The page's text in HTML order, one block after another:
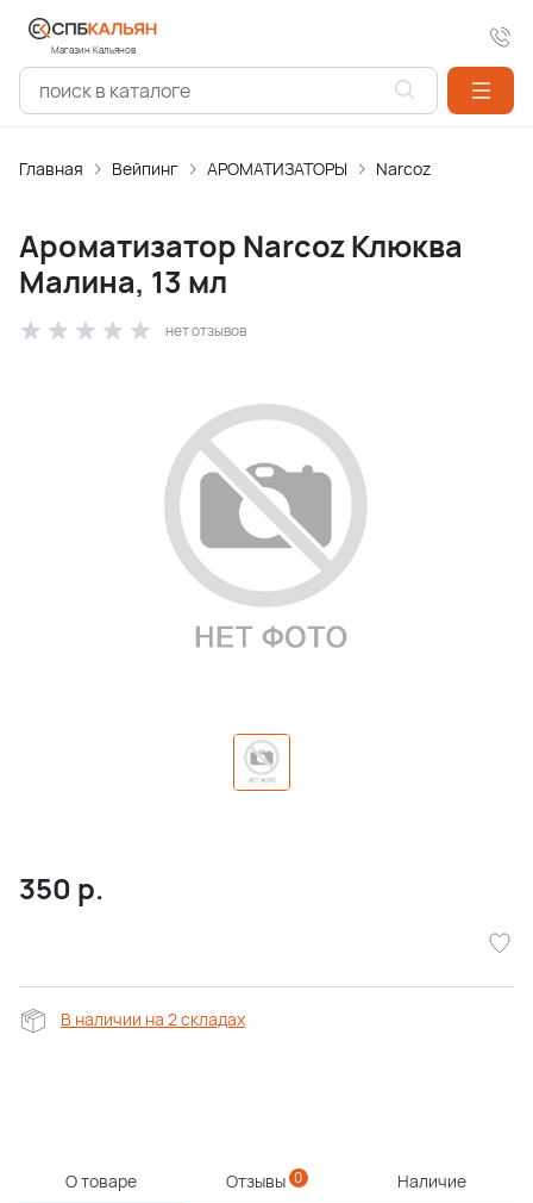
Магазин Кальянов
Главная Вейпинг АРОМАТИЗАТОPЫ Narcoz
Ароматизатор Narcoz Клюква
Малина, 13 мл
нет отзывов
350 р.
В наличии на 2 складах
О товаре Отзывы 0 Наличие